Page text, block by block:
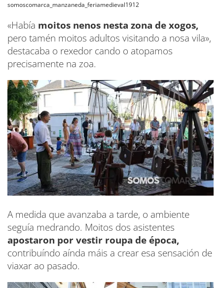
somoscomarca_manzaneda_feriamedieval1912
«Había moitos nenos nesta zona de xogos,
pero tamén moitos adultos visitando a nosa vila»,
destacaba o rexedor cando o atopamos
precisamente na zoa.
A medida que avanzaba a tarde, o ambiente
seguía medrando. Moitos dos asistentes
apostaron por vestir roupa de época,
contribuíndo aínda máis a crear esa sensación de
viaxar ao pasado.